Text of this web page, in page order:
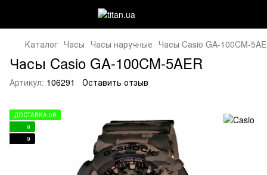
Каталог Часы Часы наручные Часы Casio GA-100CM-
Часы Casio GA-100CM-5AER
Артикул: 106291 Оставить отзыв
ДОСТАВКА 0₴
9
9